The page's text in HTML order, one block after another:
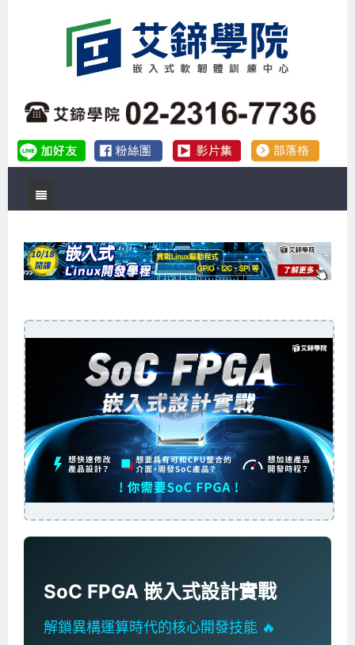
關於艾鍗
企業預約徵才
儲備講師計劃
最新補助課程
公司簡介
師資介紹
開發板介紹
環境設備
最新職缺
艾鍗新聞
獲獎與榮耀
交通資訊
課程說明會
政府補助職訓說明會
嵌入式Linux開發系列課程
[學程] 嵌入式Linux開發實務
Linux系統建置實務
Linux系統程式設計
Linux驅動程式設計實戰
嵌入式Linux開發與AI影像辨識
MCU韌體設計系列課程
ARM MCU單晶片韌體開發
USB韌體設計
STM32嵌入式開發實戰
穿戴式裝置應用開發
硬體/IC設計系列課程
全能電路設計實戰班
FPGA 數位IC設計實戰
SoC FPGA嵌入式設計實戰
AI人工智慧系列課程
iPAS AI應用規劃師能力鑑定課程
青少年AI人工智慧實作班
AI課程總覽頁
iPAS經濟部產業人才能力鑑定
Web及雲端系列課程
n8n 零基礎工作自動化實戰班
Web全端開發應用班
物聯網開發系列課程
5G技術-SDN與Mininet實作
SDN網路技術與Mininet實戰
ROS機器人開發系列課程
ROS機器人自走車系統開發應用
電腦視覺與影像處理課程
數位課程
熱門課程
讓 AI 成為你的數位同事
AI雲端原生與MLOps自動化實務
n8n 零基礎工作自動化實戰班
Vibe Coding：AI 協作全端開發實戰班
數位課程總覽
嵌入式Linux開發系列
嵌入式Linux學程(數位豪華版)
Linux系統程式設計
Raspberry Pi 開發入門
MCU韌體開發系列
MCU韌體設計
AI人工智慧系列課程
生成式AI基礎模型到Agentic AI
Python機器學習與深度學習
Web及雲端系列課程
IoT物聯網開發系列
Python硬體控制-Pi Pico物聯網實作
iPAS AIoT應用工程師(物聯網類)
iPAS AIoT應用工程師(物聯網類)
升大學APCS/學習歷程專區
高中生升學超前部署課程總覽
程式語言系列
補助專班
待業青年職訓課程(29歲以下)
Kubernetes工程師養成班
[假日班]AI邊緣運算實作TensorFlow Lite for MCU
[假日班]物聯網資訊安全實務
更多...
企業服務
企業教育訓練
企業儲值優惠方案
艾鍗企業VIP會員
企業徵才
研發設計服務
研討活動
學員專區
會員優惠
學員見證
資訊專區
最新成果展
前進校園
校園巡迴講座
研發實習生計畫
青少年AI人工智慧實作班[高中生]
會員優惠
SoC FPGA 嵌入式設計實戰
解鎖異構運算時代的核心開發技能 🔥